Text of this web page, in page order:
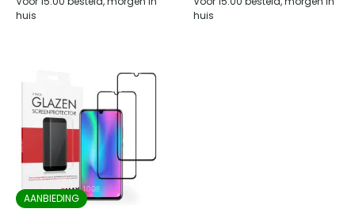
huis
huis
AANBIEDING